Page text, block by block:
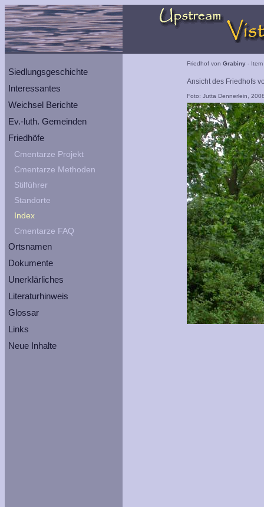
Siedlungsgeschichte
Interessantes
Weichsel Berichte
Ev.-luth. Gemeinden
Friedhöfe
Cmentarze Projekt
Cmentarze Methoden
Stilführer
Standorte
Index
Cmentarze FAQ
Ortsnamen
Dokumente
Unerklärliches
Literaturhinweis
Glossar
Links
Neue Inhalte
Friedhof von Grabiny -
Ansicht des Friedhofs
Foto: Jutta Dennerlein,